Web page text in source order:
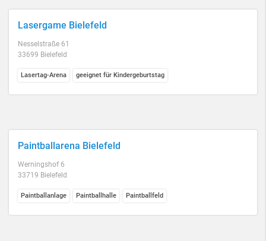
Lasergame Bielefeld
Nesselstraße 61
33699 Bielefeld
Lasertag-Arena geeignet für Kindergeburtstag
Paintballarena Bielefeld
Werningshof 6
33719 Bielefeld
Paintballanlage Paintballhalle Paintballfeld